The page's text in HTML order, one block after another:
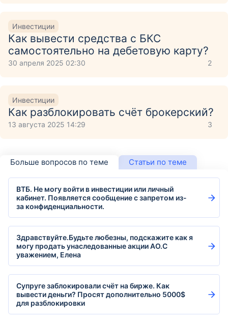
Инвестиции
Как вывести средства с БКС
самостоятельно на дебетовую карту?
30 апреля 2025 02:30 2
Инвестиции
Как разблокировать счёт брокерский?
13 августа 2025 14:29 3
Больше вопросов по теме Статьи по теме
ВТБ. Не могу войти в инвестиции или личный
кабинет. Появляется сообщение с запретом из-
за конфиденциальности.
Здравствуйте.Будьте любезны, подскажите как я
могу продать унаследованные акции АО.С
уважением, Елена
Супруге заблокировали счёт на бирже. Как
вывести деньги? Просят дополнительно 5000$
для разблокировки